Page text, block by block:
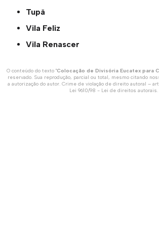
Tupã
Vila Feliz
Vila Renascer
O conteúdo do texto "Colocação de Divisória Eucatex para
reservado. Sua reprodução, parcial ou total, mesmo citando
a autorização do autor. Crime de violação de direito autoral –
Lei 9610/98 - Lei de direitos autorais.